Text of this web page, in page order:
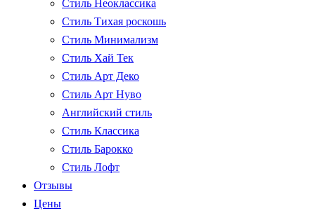
Стиль Тихая роскошь
Стиль Минимализм
Стиль Хай Тек
Стиль Арт Деко
Стиль Арт Нуво
Английский стиль
Стиль Классика
Стиль Барокко
Стиль Лофт
Отзывы
Цены